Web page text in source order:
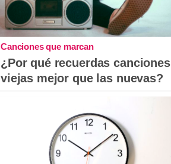
Canciones que marcan
¿Por qué recuerdas canciones
viejas mejor que las nuevas?